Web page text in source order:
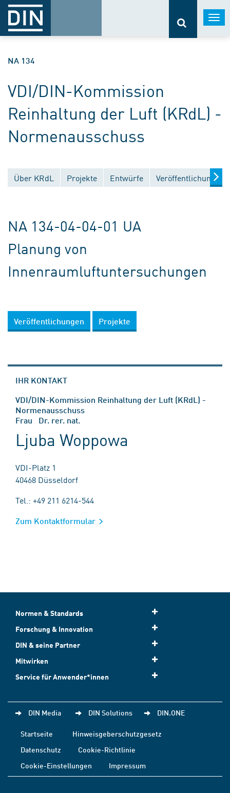
NA 134
VDI/DIN-Kommission
Reinhaltung der Luft (KRdL) -
Normenausschuss
Über KRdL Projekte Entwürfe Veröffentlichungen
NA 134-04-04-01 UA
Planung von
Innenraumluftuntersuchungen
Veröffentlichungen Projekte
IHR KONTAKT
VDI/DIN-Kommission Reinhaltung der Luft (KRdL) -
Normenausschuss
Frau Dr. rer. nat.
Ljuba Woppowa
VDI-Platz 1
40468 Düsseldorf
Tel.: +49 211 6214-544
Zum Kontaktformular
Normen & Standards
Forschung & Innovation
DIN & seine Partner
Mitwirken
Service für Anwender*innen
DIN Media DIN Solutions DIN.ONE
Startseite
Hinweisgeberschutzgesetz
Datenschutz
Cookie-Richtlinie
Cookie-Einstellungen
Impressum